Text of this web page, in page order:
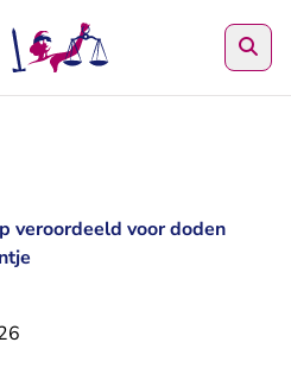
veroordeeld voor doden